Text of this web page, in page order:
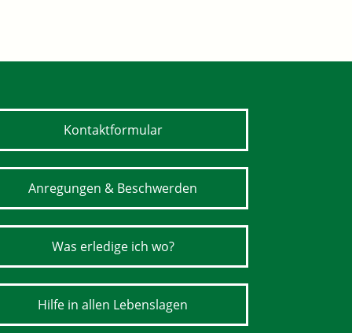
Kontaktformular
Anregungen & Beschwerden
Was erledige ich wo?
Hilfe in allen Lebenslagen